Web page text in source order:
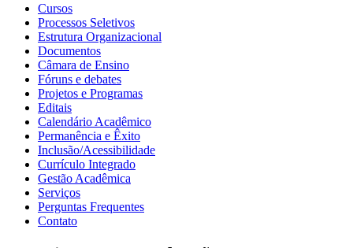
Cursos
Processos Seletivos
Estrutura Organizacional
Documentos
Câmara de Ensino
Fóruns e debates
Projetos e Programas
Editais
Calendário Acadêmico
Permanência e Êxito
Inclusão/Acessibilidade
Currículo Integrado
Gestão Acadêmica
Serviços
Perguntas Frequentes
Contato